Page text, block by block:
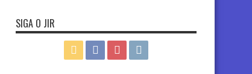
SIGA O JIR